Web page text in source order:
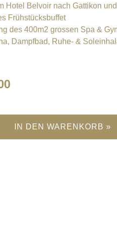
Hotel Belvoir nach Gattikon
Frühstücksbuffet
des 400m2 grossen Spa &
Dampfbad, Ruhe- &
IN DEN WARENKORB »